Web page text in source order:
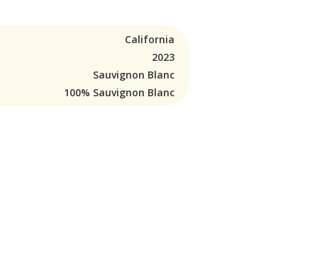
California
2023
Sauvignon Blanc
100% Sauvignon Blanc